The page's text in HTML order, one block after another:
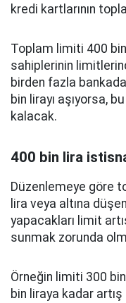
kredi kartlarının
Toplam limiti 400
sahiplerinin
birden fazla
bin lirayı aşıyorsa,
kalacak.
400 bin lira
Düzenlemeye göre
lira veya altına
yapacakları limit
sunmak zorunda
Örneğin limiti 300
bin liraya kadar